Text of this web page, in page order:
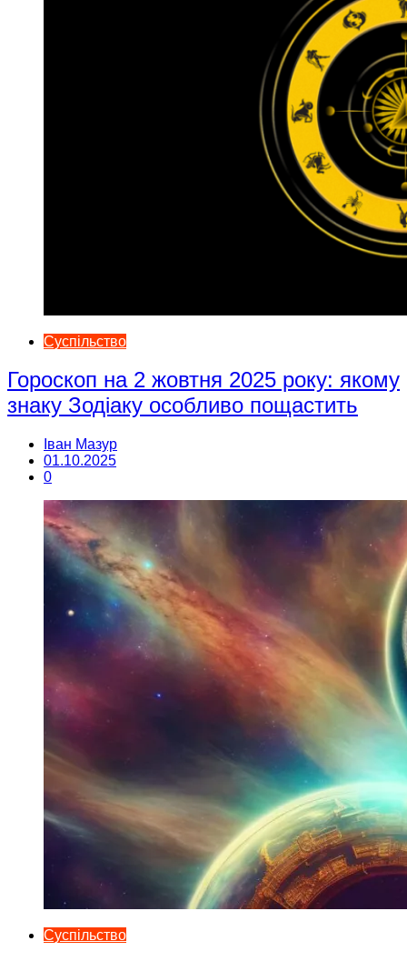
Суспільство
Гороскоп на 2 жовтня 2025 року: якому
знаку Зодіаку особливо пощастить
Іван Мазур
01.10.2025
0
Суспільство